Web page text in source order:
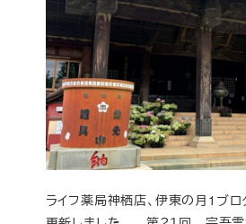
ライフ薬局神栖店、伊東の月1ブロ